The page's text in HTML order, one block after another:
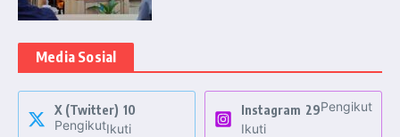
Media Sosial
X (Twitter) 10
PengikutIkuti
Instagram 29Pengikut
Ikuti